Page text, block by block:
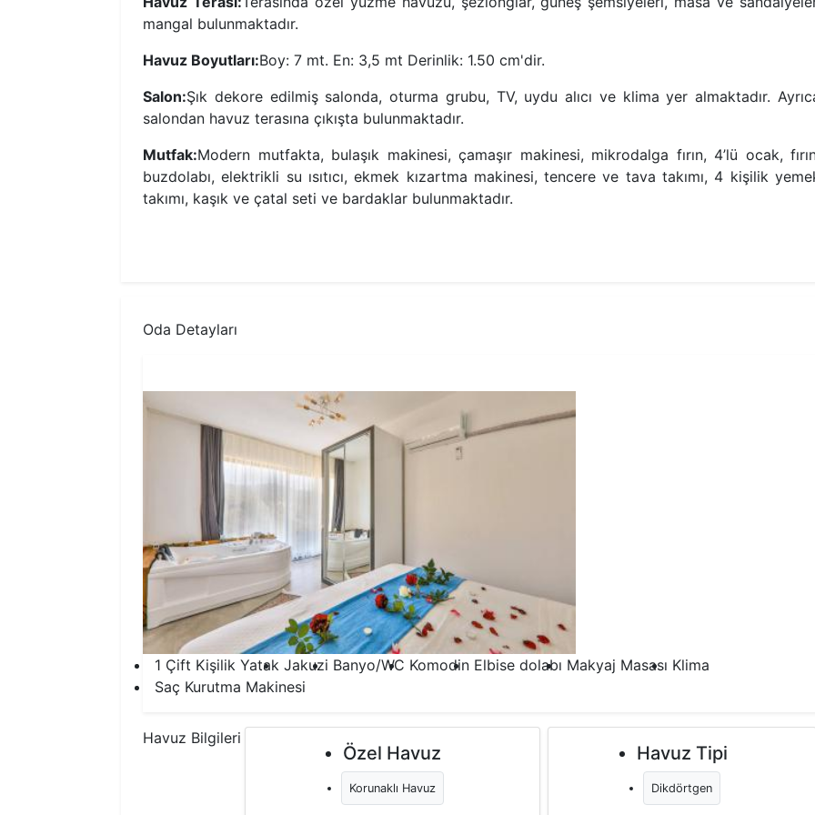
mangal bulunmaktadır.
Havuz Boyutları:Boy: 7 mt. En: 3,5 mt Derinlik: 1.50 cm'dir.
Salon:Şık dekore edilmiş salonda, oturma grubu, TV, uydu alıcı ve klima yer almaktadır.
salondan havuz terasına çıkışta bulunmaktadır.
Mutfak:Modern mutfakta, bulaşık makinesi, çamaşır makinesi, mikrodalga fırın, 4’lü ocak,
buzdolabı, elektrikli su ısıtıcı, ekmek kızartma makinesi, tencere ve tava takımı, 4 kişilik
takımı, kaşık ve çatal seti ve bardaklar bulunmaktadır.
Oda Detayları
1 Çift Kişilik Yatak Jakuzi Banyo/WC Komodin Elbise dolabı Makyaj Masası Klima
Saç Kurutma Makinesi
Havuz Bilgileri
Özel Havuz
Korunaklı Havuz
Havuz Tipi
Dikdörtgen